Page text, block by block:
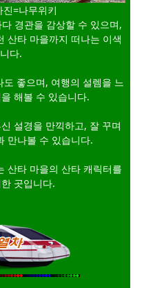
=나무위키
경관을 감상할 수 있으며,
산타 마을까지 떠나는 이색
다.
좋으며, 여행의 설렘을 느
해볼 수 있습니다.
설경을 만끽하고, 잘 꾸며
만나볼 수 있습니다.
산타 마을의 산타 캐릭터를
곳입니다.